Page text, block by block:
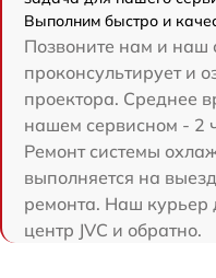
Выполним быстро и
Позвоните нам и наш
проконсультирует и
проектора. Среднее
нашем сервисном - 2
Ремонт системы
выполняется на
ремонта. Наш курьер
центр JVC и обратно.